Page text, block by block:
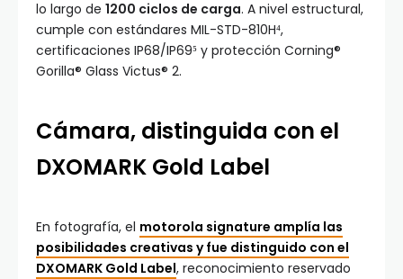
lo largo de 1200 ciclos de carga. A nivel estructural,
cumple con estándares MIL-STD-810H⁴,
certificaciones IP68/IP69⁵ y protección Corning®
Gorilla® Glass Victus® 2.
Cámara, distinguida con el
DXOMARK Gold Label
En fotografía, el motorola signature amplía las
posibilidades creativas y fue distinguido con el
DXOMARK Gold Label, reconocimiento reservado